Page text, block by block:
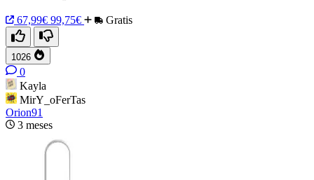
67,99€ 99,75€ Gratis
1026
0
Kayla
MirY_oFerTas
Orion91
3 meses